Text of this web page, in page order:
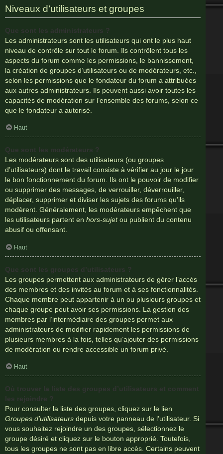
Niveaux d’utilisateurs et groupes
Que sont les administrateurs ?
Les administrateurs sont les utilisateurs qui ont le plus haut
niveau de contrôle sur tout le forum. Ils contrôlent tous les
aspects du forum comme les permissions, le bannissement,
la création de groupes d’utilisateurs ou de modérateurs, etc.,
selon les permissions que le fondateur du forum a attribuées
aux autres administrateurs. Ils peuvent aussi avoir toutes les
capacités de modération sur l’ensemble des forums, selon ce
que le fondateur a autorisé.
Haut
Que sont les modérateurs ?
Les modérateurs sont des utilisateurs (ou groupes
d’utilisateurs) dont le travail consiste à vérifier au jour le jour
le bon fonctionnement du forum. Ils ont le pouvoir de modifier
ou supprimer des messages, de verrouiller, déverrouiller,
déplacer, supprimer et diviser les sujets des forums qu’ils
modèrent. Généralement, les modérateurs empêchent que
les utilisateurs partent en hors-sujetou publient du contenu
abusif ou offensant.
Haut
Que sont les groupes d’utilisateurs ?
Les groupes permettent aux administrateurs de gérer l’accès
des membres et des invités au forum et à ses fonctionnalités.
Chaque membre peut appartenir à un ou plusieurs groupes et
chaque groupe peut avoir ses permissions. La gestion des
membres par l’intermédiaire des groupes permet aux
administrateurs de modifier rapidement les permissions de
plusieurs membres à la fois, telles qu’ajouter des permissions
de modération ou rendre accessible un forum privé.
Haut
Où trouver la liste des groupes d’utilisateurs et comment
les rejoindre ?
Pour consulter la liste des groupes, cliquez sur le lien
Groupes d’utilisateurs depuis votre panneau de l’utilisateur. Si
vous souhaitez rejoindre un des groupes, sélectionnez le
groupe désiré et cliquez sur le bouton approprié. Toutefois,
tous les groupes ne sont pas en libre accès. Certains peuvent